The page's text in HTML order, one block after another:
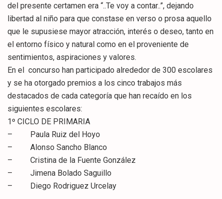
del presente certamen era “..Te voy a contar..”, dejando
libertad al niño para que constase en verso o prosa aquello
que le supusiese mayor atracción, interés o deseo, tanto en
el entorno físico y natural como en el proveniente de
sentimientos, aspiraciones y valores.
En el concurso han participado alrededor de 300 escolares
y se ha otorgado premios a los cinco trabajos más
destacados de cada categoría que han recaído en los
siguientes escolares:
1º CICLO DE PRIMARIA
– Paula Ruiz del Hoyo
– Alonso Sancho Blanco
– Cristina de la Fuente González
– Jimena Bolado Saguillo
– Diego Rodriguez Urcelay